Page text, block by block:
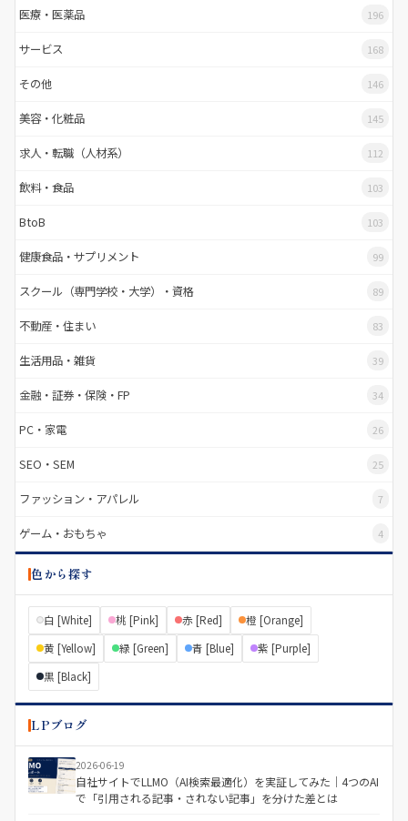
医療・医薬品 196
サービス 168
その他 146
美容・化粧品 145
求人・転職（人材系） 112
飲料・食品 103
BtoB 103
健康食品・サプリメント 99
スクール（専門学校・大学）・資格 89
不動産・住まい 83
生活用品・雑貨 39
金融・証券・保険・FP 34
PC・家電 26
SEO・SEM 25
ファッション・アパレル 7
ゲーム・おもちゃ 4
色から探す
白 [White] 桃 [Pink] 赤 [Red]
橙 [Orange]
黄 [Yellow]
緑 [Green] 青 [Blue]
紫 [Purple]
黒 [Black]
LPブログ
2026-06-19
自社サイトでLLMO（AI検索最適化）を実証してみた｜4つのAI
で「引用される記事・されない記事」を分けた差とは